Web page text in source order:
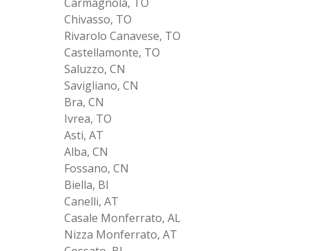
Chivasso, TO
Rivarolo Canavese, TO
Castellamonte, TO
Saluzzo, CN
Savigliano, CN
Bra, CN
Ivrea, TO
Asti, AT
Alba, CN
Fossano, CN
Biella, BI
Canelli, AT
Casale Monferrato, AL
Nizza Monferrato, AT